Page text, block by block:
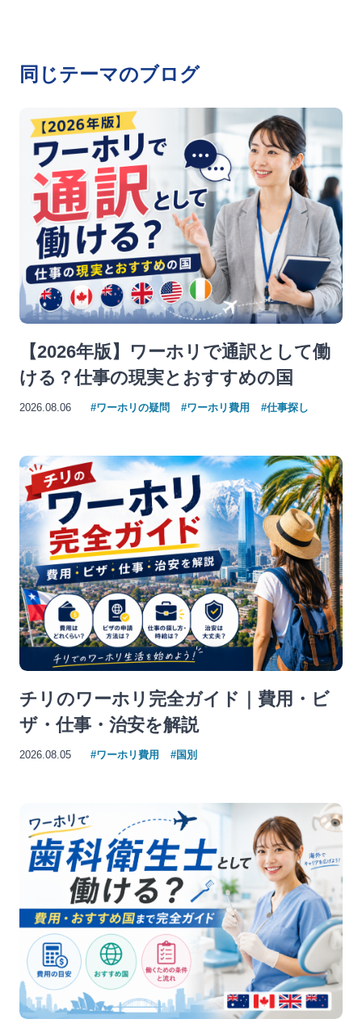
同じテーマのブログ
【2026年版】ワーホリで通訳として働
ける？仕事の現実とおすすめの国
2026.08.06 #ワーホリの疑問 #ワーホリ費用 #仕事探し
チリのワーホリ完全ガイド｜費用・ビ
ザ・仕事・治安を解説
2026.08.05 #ワーホリ費用 #国別